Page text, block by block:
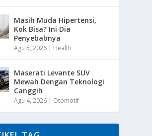
Masih Muda Hipertensi,
Kok Bisa? Ini Dia
Penyebabnya
Agu 5, 2026 | Health
Maserati Levante SUV
Mewah Dengan Teknologi
Canggih
Agu 4, 2026 | Otomotif